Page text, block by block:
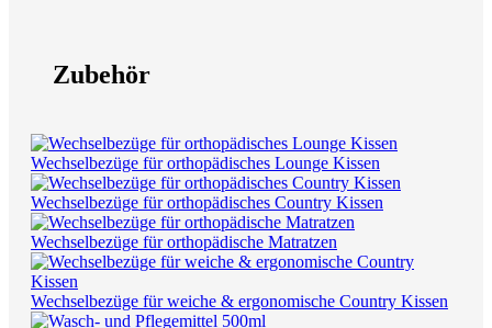
Zubehör
Wechselbezüge für orthopädisches Lounge Kissen
Wechselbezüge für orthopädisches Country Kissen
Wechselbezüge für orthopädische Matratzen
Wechselbezüge für weiche & ergonomische Country Kissen